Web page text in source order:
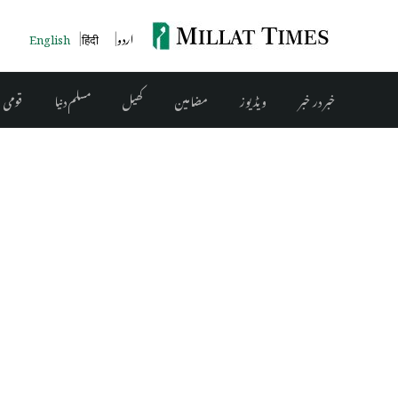
English हिंदी اردو
مسلم دنیا کھیل مضامین ویڈیوز خبر در خبر